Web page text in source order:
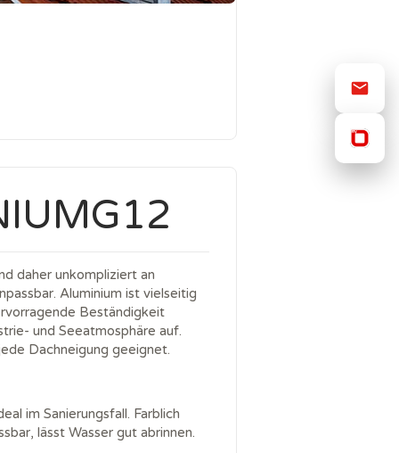
daher unkompliziert an
Aluminium ist vielseitig
Beständigkeit
und Seeatmosphäre auf.
Dachneigung geeignet.
im Sanierungsfall. Farblich
lässt Wasser gut abrinnen.